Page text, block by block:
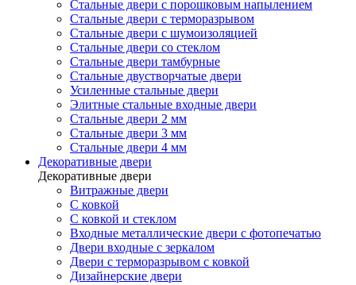
Стальные двери с порошковым напылением
Стальные двери с терморазрывом
Стальные двери с шумоизоляцией
Стальные двери со стеклом
Стальные двери тамбурные
Стальные двустворчатые двери
Усиленные стальные двери
Элитные стальные входные двери
Стальные двери 2 мм
Стальные двери 3 мм
Стальные двери 4 мм
Декоративные двери
Декоративные двери
Витражные двери
С ковкой
С ковкой и стеклом
Входные металлические двери с фотопечатью
Двери входные с зеркалом
Двери с терморазрывом с ковкой
Дизайнерские двери